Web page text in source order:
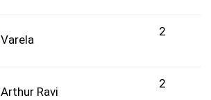
Varela
2
Arthur Ravi
2